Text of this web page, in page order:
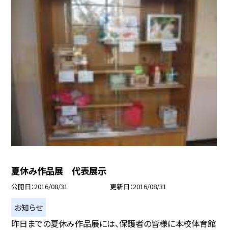
夏休み作品展 代表展示
公開日 2016/08/31 更新日 2016/08/31
お知らせ
昨日までの夏休み作品展には、保護者の皆様に本校体育館